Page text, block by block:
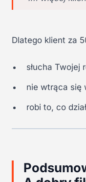
Dlatego klient za
słucha Twojej
nie wtrąca się
robi to, co